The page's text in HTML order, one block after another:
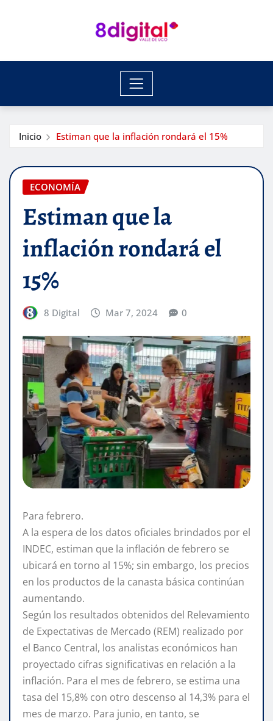
Inicio Estiman que la inflación rondará el 15%
ECONOMÍA
Estiman que la
inflación rondará el
15%
8 Digital Mar 7, 2024 0
Para febrero.
A la espera de los datos oficiales brindados por el
INDEC, estiman que la inflación de febrero se
ubicará en torno al 15%; sin embargo, los precios
en los productos de la canasta básica continúan
aumentando.
Según los resultados obtenidos del Relevamiento
de Expectativas de Mercado (REM) realizado por
el Banco Central, los analistas económicos han
proyectado cifras significativas en relación a la
inflación. Para el mes de febrero, se estima una
tasa del 15,8% con otro descenso al 14,3% para el
mes de marzo. Para junio, en tanto, se